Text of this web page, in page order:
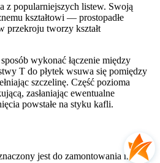
z popularniejszych listew. Swoją
kształtowi — prostopadłe
przekroju tworzy kształt
wykonać łączenie między
T do płytek wsuwa się pomiędzy
szczelinę. Część pozioma
zasłaniając ewentualne
powstałe na styku kafli.
jest do zamontowania na